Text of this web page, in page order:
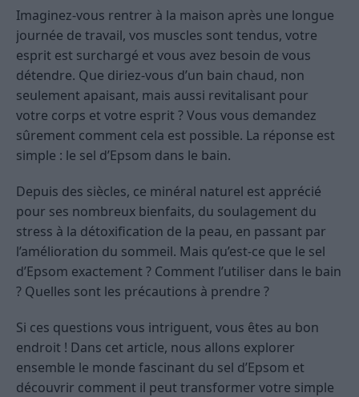
Imaginez-vous rentrer à la maison après une longue
journée de travail, vos muscles sont tendus, votre
esprit est surchargé et vous avez besoin de vous
détendre. Que diriez-vous d’un bain chaud, non
seulement apaisant, mais aussi revitalisant pour
votre corps et votre esprit ? Vous vous demandez
sûrement comment cela est possible. La réponse est
simple : le sel d’Epsom dans le bain.
Depuis des siècles, ce minéral naturel est apprécié
pour ses nombreux bienfaits, du soulagement du
stress à la détoxification de la peau, en passant par
l’amélioration du sommeil. Mais qu’est-ce que le sel
d’Epsom exactement ? Comment l’utiliser dans le bain
? Quelles sont les précautions à prendre ?
Si ces questions vous intriguent, vous êtes au bon
endroit ! Dans cet article, nous allons explorer
ensemble le monde fascinant du sel d’Epsom et
découvrir comment il peut transformer votre simple